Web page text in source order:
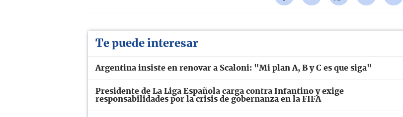
Te puede interesar
Argentina insiste en renovar a Scaloni: "Mi plan A, B y C es que siga"
Presidente de La Liga Española carga contra Infantino y exige
responsabilidades por la crisis de gobernanza en la FIFA